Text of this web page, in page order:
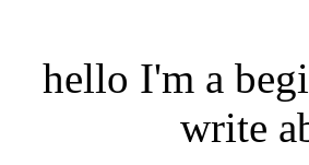
hello I'm a
write